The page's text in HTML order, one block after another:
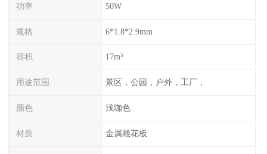
功率 50W
规格 6*1.8*2.9mm
容积 17m³
用途范围 景区，公园，户外，工厂，
颜色 浅咖色
材质 金属雕花板